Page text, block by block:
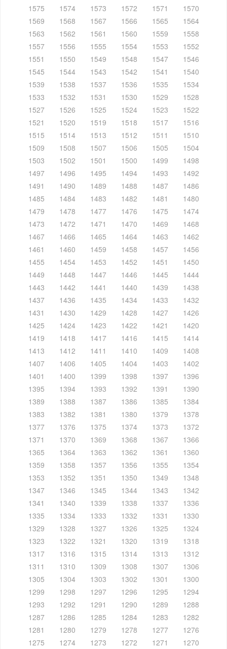
1575
1574 1573 1572 1571
1570
1569
1568 1567 1566 1565
1564
1563
1562 1561 1560 1559
1558
1557
1556 1555 1554 1553
1552
1551
1550 1549 1548 1547
1546
1545
1544 1543 1542 1541
1540
1539
1538 1537 1536 1535
1534
1533
1532 1531 1530 1529
1528
1527
1526 1525 1524 1523
1522
1521
1520 1519 1518 1517
1516
1515
1514 1513 1512 1511
1510
1509
1508 1507 1506 1505
1504
1503
1502 1501 1500 1499
1498
1497
1496 1495 1494 1493
1492
1491
1490 1489 1488 1487
1486
1485
1484 1483 1482 1481
1480
1479
1478 1477 1476 1475
1474
1473
1472 1471 1470 1469
1468
1467
1466 1465 1464 1463
1462
1461
1460 1459 1458 1457
1456
1455
1454 1453 1452 1451
1450
1449
1448 1447 1446 1445
1444
1443
1442 1441 1440 1439
1438
1437
1436 1435 1434 1433
1432
1431
1430 1429 1428 1427
1426
1425
1424 1423 1422 1421
1420
1419
1418 1417 1416 1415
1414
1413
1412 1411 1410 1409
1408
1407
1406 1405 1404 1403
1402
1401
1400 1399 1398 1397
1396
1395
1394 1393 1392 1391
1390
1389
1388 1387 1386 1385
1384
1383
1382 1381 1380 1379
1378
1377
1376 1375 1374 1373
1372
1371
1370 1369 1368 1367
1366
1365
1364 1363 1362 1361
1360
1359
1358 1357 1356 1355
1354
1353
1352 1351 1350 1349
1348
1347
1346 1345 1344 1343
1342
1341
1340 1339 1338 1337
1336
1335
1334 1333 1332 1331
1330
1329
1328 1327 1326 1325
1324
1323
1322 1321 1320 1319
1318
1317
1316 1315 1314 1313
1312
1311
1310 1309 1308 1307
1306
1305
1304 1303 1302 1301
1300
1299
1298 1297 1296 1295
1294
1293
1292 1291 1290 1289
1288
1287
1286 1285 1284 1283
1282
1281
1280 1279 1278 1277
1276
1275
1274 1273 1272 1271
1270